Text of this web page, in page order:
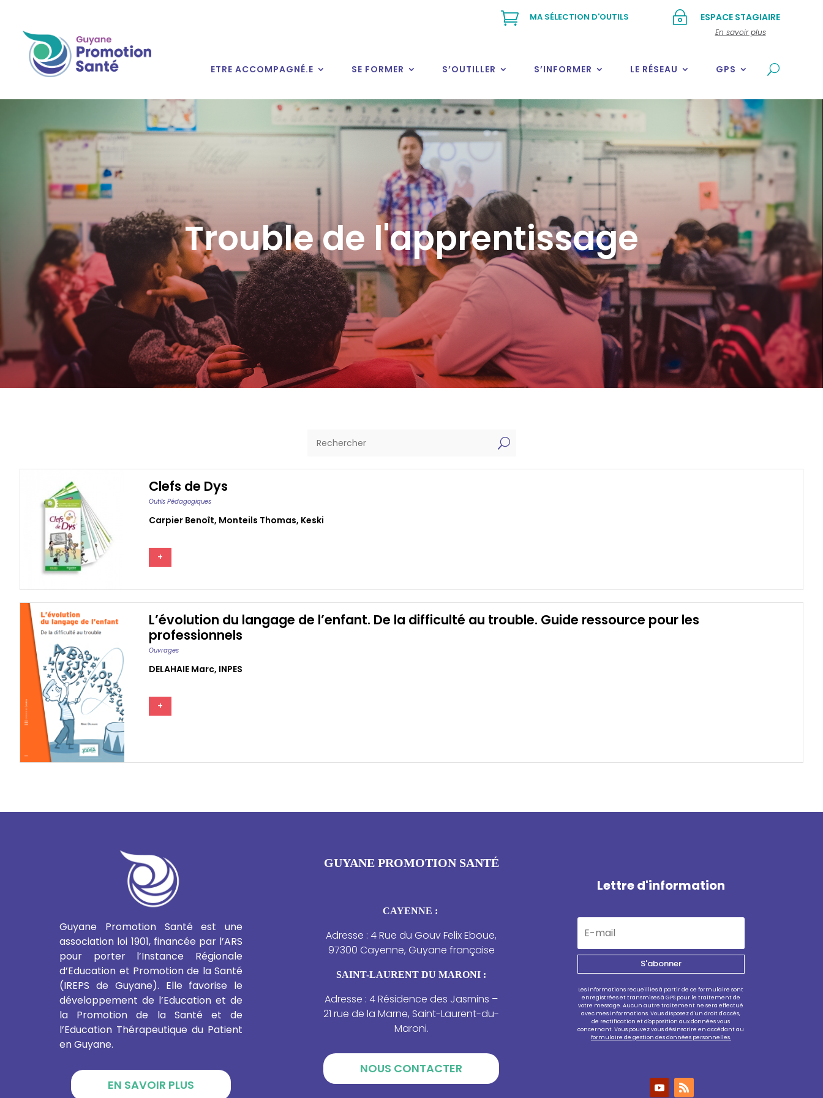
~ ESPACE STAGIAIRE
En savoir plus
 MA SÉLECTION D'OUTILS
ETRE ACCOMPAGNÉ.E SE FORMER S’OUTILLER S’INFORMER LE RÉSEAU GPS
Trouble de l'apprentissage
U
Clefs de Dys
Outils Pédagogiques
Carpier Benoît, Monteils Thomas, Keski
+
L’évolution du langage de l’enfant. De la difficulté au trouble. Guide ressource pour les
professionnels
Ouvrages
DELAHAIE Marc, INPES
+
Guyane Promotion Santé est une
association loi 1901, financée par l’ARS
pour porter l’Instance Régionale
d’Education et Promotion de la Santé
(IREPS de Guyane). Elle favorise le
développement de l’Education et de
la Promotion de la Santé et de
l’Education Thérapeutique du Patient
en Guyane.
EN SAVOIR PLUS
GUYANE PROMOTION SANTÉ
CAYENNE :
Adresse : 4 Rue du Gouv Felix Eboue,
97300 Cayenne, Guyane française
SAINT-LAURENT DU MARONI :
Adresse : 4 Résidence des Jasmins –
21 rue de la Marne, Saint-Laurent-du-
Maroni.
NOUS CONTACTER
Lettre d'information
S'abonner
Les informations recueillies à partir de ce formulaire sont
enregistrées et transmises à GPS pour le traitement de
votre message. Aucun autre traitement ne sera effectué
avec mes informations. Vous disposez d'un droit d'accès,
de rectification et d'opposition aux données vous
concernant. Vous pouvez vous désinscrire en accédant au
formulaire de gestion des données personnelles.